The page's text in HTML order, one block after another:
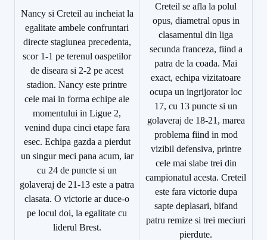
Nancy si Creteil au incheiat la
egalitate ambele confruntari
directe stagiunea precedenta,
scor 1-1 pe terenul oaspetilor
de diseara si 2-2 pe acest
stadion. Nancy este printre
cele mai in forma echipe ale
momentului in Ligue 2,
venind dupa cinci etape fara
esec. Echipa gazda a pierdut
un singur meci pana acum, iar
cu 24 de puncte si un
golaveraj de 21-13 este a patra
clasata. O victorie ar duce-o
pe locul doi, la egalitate cu
liderul Brest.
Creteil se afla la polul
opus, diametral opus in
clasamentul din liga
secunda franceza, fiind a
patra de la coada. Mai
exact, echipa vizitatoare
ocupa un ingrijorator loc
17, cu 13 puncte si un
golaveraj de 18-21, marea
problema fiind in mod
vizibil defensiva, printre
cele mai slabe trei din
campionatul acesta. Creteil
este fara victorie dupa
sapte deplasari, bifand
patru remize si trei meciuri
pierdute.